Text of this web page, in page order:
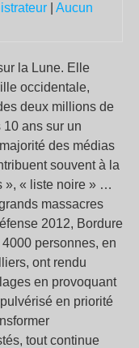
Aucun
la Lune. Elle
occidentale,
deux millions de
ans sur un
des médias
souvent à la
», « liste noire » …
massacres
2012, Bordure
personnes, en
ont rendu
en provoquant
en priorité
tout continue